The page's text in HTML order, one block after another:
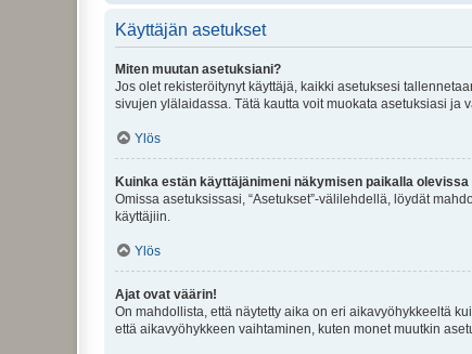
Käyttäjän asetukset
Miten muutan asetuksiani?
Jos olet rekisteröitynyt käyttäjä, kaikki asetuksesi
sivujen ylälaidassa. Tätä kautta voit muokata asetuksiasi ja
Ylös
Kuinka estän käyttäjänimeni näkymisen paikalla
Omissa asetuksissasi, “Asetukset”-välilehdellä, löydät
käyttäjiin.
Ylös
Ajat ovat väärin!
On mahdollista, että näytetty aika on eri aikavyöhykkeeltä
että aikavyöhykkeen vaihtaminen, kuten monet muutkin